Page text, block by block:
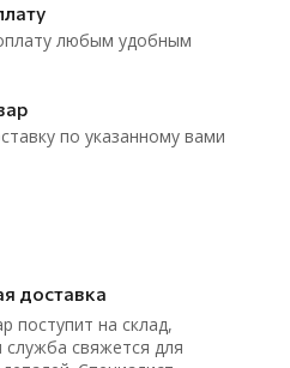
любым удобным
по указанному вами
доставка
поступит на склад,
служба свяжется для